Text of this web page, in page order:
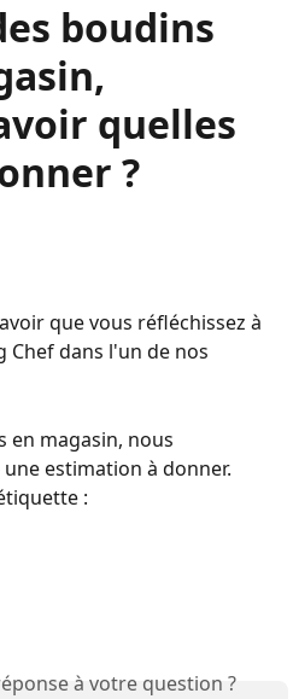
boudins
quelles
?
que vous réfléchissez à
Chef dans l'un de nos
en magasin, nous
estimation à donner.
:
à votre question ?